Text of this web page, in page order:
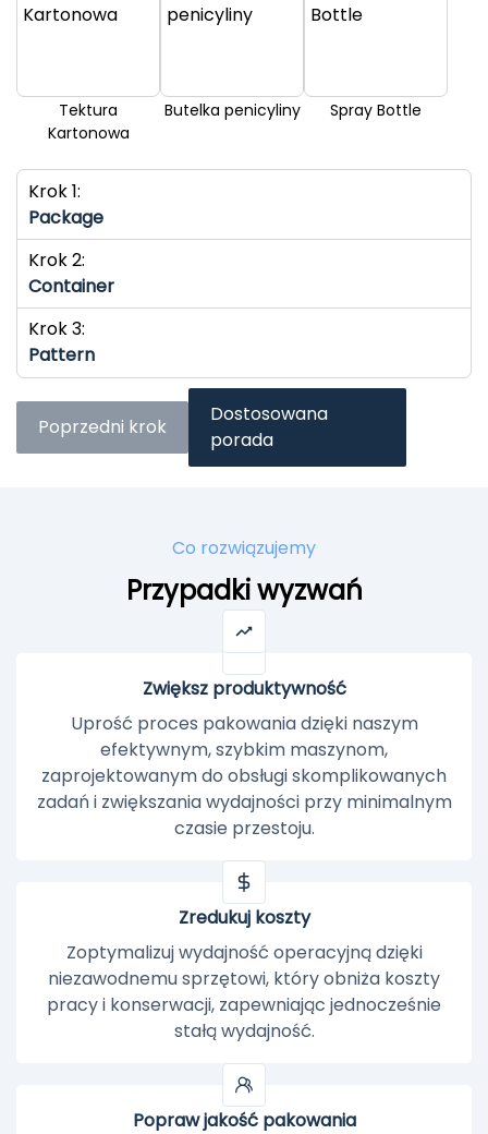
Tektura
Kartonowa
Butelka penicyliny Spray Bottle
Krok 1:
Package
Krok 2:
Container
Krok 3:
Pattern
Poprzedni krok
Dostosowana
porada
Co rozwiązujemy
Przypadki wyzwań
Zwiększ produktywność
Uprość proces pakowania dzięki naszym
efektywnym, szybkim maszynom,
zaprojektowanym do obsługi skomplikowanych
zadań i zwiększania wydajności przy minimalnym
czasie przestoju.
Zredukuj koszty
Zoptymalizuj wydajność operacyjną dzięki
niezawodnemu sprzętowi, który obniża koszty
pracy i konserwacji, zapewniając jednocześnie
stałą wydajność.
Popraw jakość pakowania